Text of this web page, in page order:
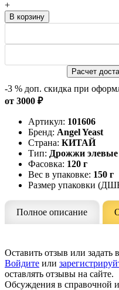
+
Расчет
-3 % доп. скидка при
от 3000 ₽
Артикул: 101606
Бренд: Angel Yeast
Страна: КИТАЙ
Тип: Дрожжи элевые
Фасовка: 120 г
Вес в упаковке: 150 г
Размер упаковки
Полное описание
Оставить отзыв или задать
Войдите или
оставлять отзывы на сайте.
Обсуждения в справочной